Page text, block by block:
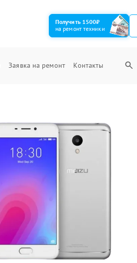
Получить 1500₽
на ремонт техники
Заявка на ремонт Контакты